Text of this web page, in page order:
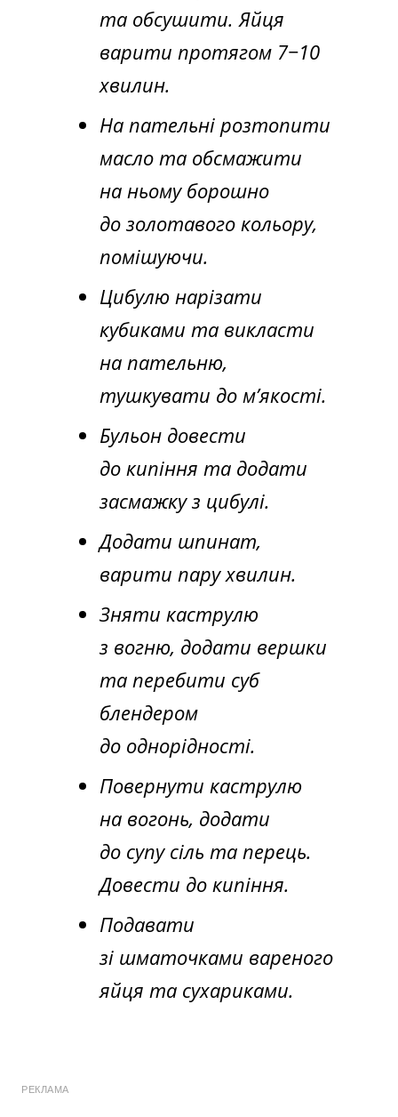
та обсушити. Яйця
варити протягом 7−10
хвилин.
На пательні розтопити
масло та обсмажити
на ньому борошно
до золотавого кольору,
помішуючи.
Цибулю нарізати
кубиками та викласти
на пательню,
тушкувати до м’якості.
Бульон довести
до кипіння та додати
засмажку з цибулі.
Додати шпинат,
варити пару хвилин.
Зняти каструлю
з вогню, додати вершки
та перебити суб
блендером
до однорідності.
Повернути каструлю
на вогонь, додати
до супу сіль та перець.
Довести до кипіння.
Подавати
зі шматочками вареного
яйця та сухариками.
РЕКЛАМА